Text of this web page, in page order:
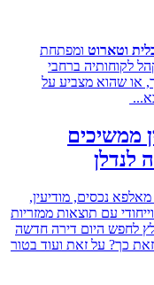
ומפתחת
ברחבי
מצביע על
מודיעין,
עם תוצאות ממזריות
היום דירה חדשה
על זאת ועוד בטור